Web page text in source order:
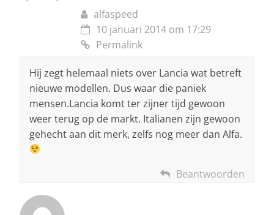
alfaspeed
10 januari 2014 om 17:29
Permalink
Hij zegt helemaal niets over Lancia wat betreft
nieuwe modellen. Dus waar die paniek
mensen.Lancia komt ter zijner tijd gewoon
weer terug op de markt. Italianen zijn gewoon
gehecht aan dit merk, zelfs nog meer dan Alfa.
Beantwoorden